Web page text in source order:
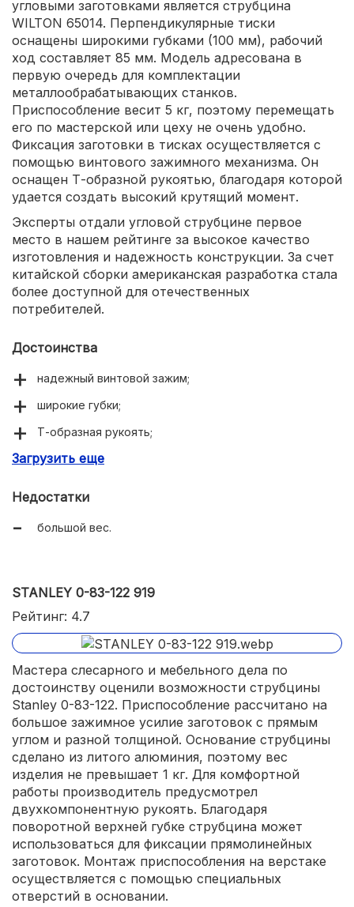
угловыми заготовками является струбцина
WILTON 65014. Перпендикулярные тиски
оснащены широкими губками (100 мм), рабочий
ход составляет 85 мм. Модель адресована в
первую очередь для комплектации
металлообрабатывающих станков.
Приспособление весит 5 кг, поэтому перемещать
его по мастерской или цеху не очень удобно.
Фиксация заготовки в тисках осуществляется с
помощью винтового зажимного механизма. Он
оснащен Т-образной рукоятью, благодаря которой
удается создать высокий крутящий момент.
Эксперты отдали угловой струбцине первое
место в нашем рейтинге за высокое качество
изготовления и надежность конструкции. За счет
китайской сборки американская разработка стала
более доступной для отечественных
потребителей.
Достоинства
надежный винтовой зажим;
широкие губки;
Т-образная рукоять;
антикоррозионная защита.
Загрузить еще
Недостатки
большой вес.
STANLEY 0-83-122 919
Рейтинг: 4.7
Мастера слесарного и мебельного дела по
достоинству оценили возможности струбцины
Stanley 0-83-122. Приспособление рассчитано на
большое зажимное усилие заготовок с прямым
углом и разной толщиной. Основание струбцины
сделано из литого алюминия, поэтому вес
изделия не превышает 1 кг. Для комфортной
работы производитель предусмотрел
двухкомпонентную рукоять. Благодаря
поворотной верхней губке струбцина может
использоваться для фиксации прямолинейных
заготовок. Монтаж приспособления на верстаке
осуществляется с помощью специальных
отверстий в основании.